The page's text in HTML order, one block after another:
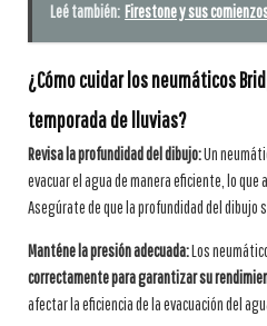
Leé también: Firestone y sus
¿Cómo cuidar los neumáticos
temporada de lluvias?
Revisa la profundidad del dibujo:Un
evacuar el agua de manera eficiente, lo que
Asegúrate de que la profundidad del dibujo
Manténe la presión adecuada:Los
correctamente para garantizar su
afectar la eficiencia de la evacuación del